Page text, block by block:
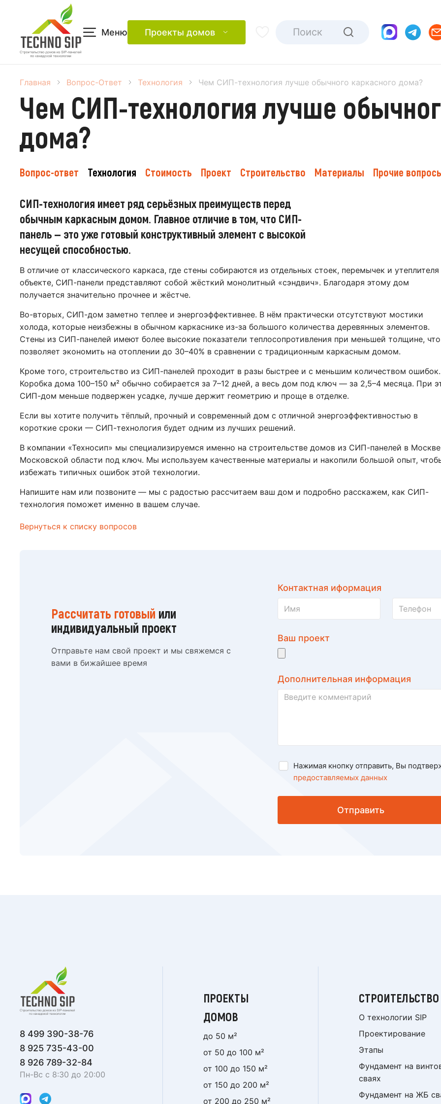
Меню Проекты домов
Главная Вопрос-Ответ Технология Чем СИП-технология лучше обычного каркасного дома?
Чем СИП-технология лучше
дома?
Вопрос-ответ Технология Стоимость Проект Строительство Материалы Прочие
СИП-технология имеет ряд серьёзных преимуществ перед
обычным каркасным домом. Главное отличие в том, что СИП-
панель — это уже готовый конструктивный элемент с высокой
несущей способностью.
В отличие от классического каркаса, где стены собираются из отдельных стоек, перемычек и утеплителя
объекте, СИП-панели представляют собой жёсткий монолитный «сэндвич». Благодаря этому дом
получается значительно прочнее и жёстче.
Во-вторых, СИП-дом заметно теплее и энергоэффективнее. В нём практически отсутствуют мостики
холода, которые неизбежны в обычном каркаснике из-за большого количества деревянных элементов.
Стены из СИП-панелей имеют более высокие показатели теплосопротивления при меньшей толщине, что
позволяет экономить на отоплении до 30–40% в сравнении с традиционным каркасным домом.
Кроме того, строительство из СИП-панелей проходит в разы быстрее и с меньшим количеством ошибок.
Коробка дома 100–150 м² обычно собирается за 7–12 дней, а весь дом под ключ — за 2,5–4 месяца. При
СИП-дом меньше подвержен усадке, лучше держит геометрию и проще в отделке.
Если вы хотите получить тёплый, прочный и современный дом с отличной энергоэффективностью в
короткие сроки — СИП-технология будет одним из лучших решений.
В компании «Техносип» мы специализируемся именно на строительстве домов из СИП-панелей в
Московской области под ключ. Мы используем качественные материалы и накопили большой опыт,
избежать типичных ошибок этой технологии.
Напишите нам или позвоните — мы с радостью рассчитаем ваш дом и подробно расскажем, как СИП-
технология поможет именно в вашем случае.
Вернуться к списку вопросов
Рассчитать готовый или
индивидуальный проект
Отправьте нам свой проект и мы свяжемся с
вами в бижайшее время
Контактная иформация
Ваш проект
Дополнительная информация
Нажимая кнопку отправить, Вы
предоставляемых данных
Отправить
8 499 390-38-76
8 925 735-43-00
8 926 789-32-84
Пн-Вс с 8:30 до 20:00
ПРОЕКТЫ
ДОМОВ
до 50 м²
от 50 до 100 м²
от 100 до 150 м²
от 150 до 200 м²
от 200 до 250 м²
СТРОИТЕЛЬСТВО
О технологии SIP
Проектирование
Этапы
Фундамент на
сваях
Фундамент на ЖБ